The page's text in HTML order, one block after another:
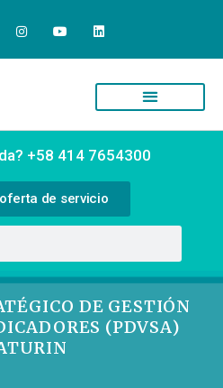
+58 414 7654300
de servicio
DE GESTIÓN
(PDVSA)